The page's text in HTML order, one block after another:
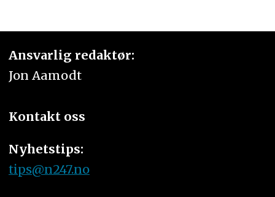
Ansvarlig redaktør:
Jon Aamodt
Kontakt oss
Nyhetstips:
tips@n247.no